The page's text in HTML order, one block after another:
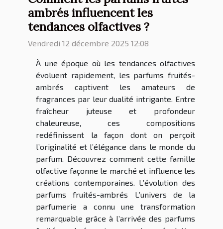
ambrés influencent les
tendances olfactives ?
Vendredi 12 décembre 2025 12:08
À une époque où les tendances olfactives
évoluent rapidement, les parfums fruités-
ambrés captivent les amateurs de
fragrances par leur dualité intrigante. Entre
fraîcheur juteuse et profondeur
chaleureuse, ces compositions
redéfinissent la façon dont on perçoit
l’originalité et l’élégance dans le monde du
parfum. Découvrez comment cette famille
olfactive façonne le marché et influence les
créations contemporaines. L’évolution des
parfums fruités-ambrés L’univers de la
parfumerie a connu une transformation
remarquable grâce à l’arrivée des parfums